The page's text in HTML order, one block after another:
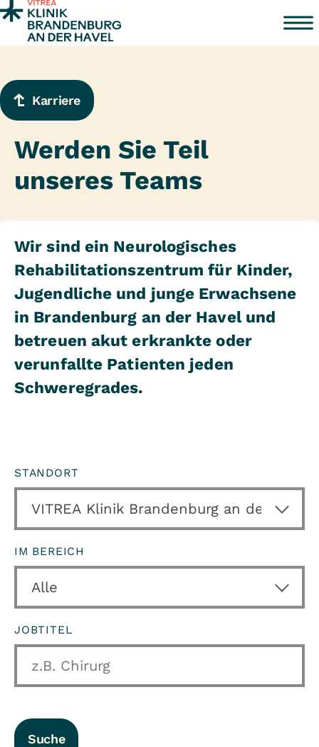
Zum Inhalt springen
Karriere
Werden Sie Teil
unseres Teams
Wir sind ein Neurologisches
Rehabilitationszentrum für Kinder,
Jugendliche und junge Erwachsene
in Brandenburg an der Havel und
betreuen akut erkrankte oder
verunfallte Patienten jeden
Schweregrades.
STANDORT
IM BEREICH
JOBTITEL
Suche